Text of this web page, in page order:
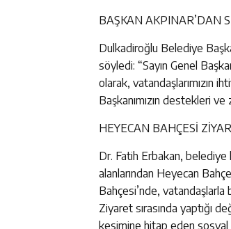
BAŞKAN AKPINAR’DAN
Dulkadiroğlu Belediye
söyledi: “Sayın Genel
olarak, vatandaşlarımızın
Başkanımızın destekleri
HEYECAN BAHÇESİ
Dr. Fatih Erbakan,
alanlarından Heyecan
Bahçesi’nde,
Ziyaret sırasında yaptığı
kesimine hitap eden sosyal